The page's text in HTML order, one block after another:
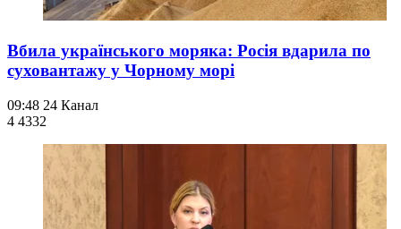
Вбила українського моряка: Росія вдарила по
суховантажу у Чорному морі
09:48 24 Канал
4 4332